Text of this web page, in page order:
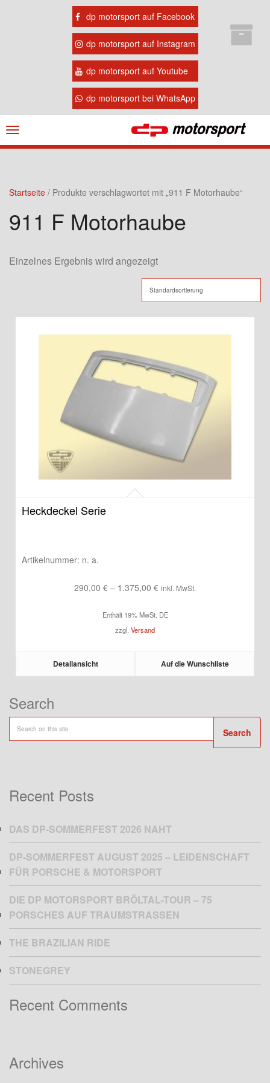
dp motorsport auf Facebook
dp motorsport auf Instagram
dp motorsport auf Youtube
dp motorsport bei WhatsApp
Navigation
ein-/ausblenden
Startseite / Produkte verschlagwortet mit „911 F Motorhaube“
911 F Motorhaube
Einzelnes Ergebnis wird angezeigt
Heckdeckel Serie
Artikelnummer: n. a.
290,00 € – 1.375,00 €Preisspanne:
bis
inkl. MwSt.
Enthält 19% MwSt. DE
zzgl. Versand
Detailansicht Auf die Wunschliste
Search
Search
Recent Posts
DAS DP-SOMMERFEST 2026 NAHT
DP-SOMMERFEST AUGUST 2025 – LEIDENSCHAFT
FÜR PORSCHE & MOTORSPORT
DIE DP MOTORSPORT BRÖLTAL-TOUR – 75
PORSCHES AUF TRAUMSTRASSEN
THE BRAZILIAN RIDE
STONEGREY
Recent Comments
Archives